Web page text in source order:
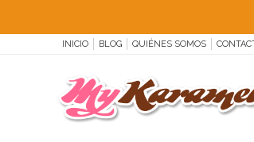
INICIO BLOG QUIÉNES SOMOS